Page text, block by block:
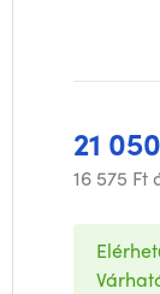
21
16 575 Ft